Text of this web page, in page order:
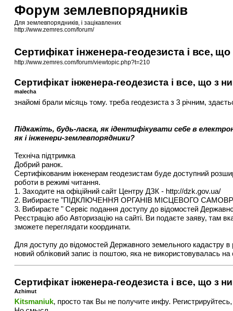
Форум землевпорядників
Для землевпорядників, і зацікавлених
http://www.zemres.com/forum/
Сертифікат інженера-геодезиста і все,
http://www.zemres.com/forum/viewtopic.php?t=210
Сертифікат інженера-геодезиста і все, що з
malecha
знайомі брали місяць тому. треба геодезиста з 3 річним,
Підкажіть, будь-ласка, як ідентифікувати себе в
як і інженери-землевпорядники?
Техніча підтримка
Добрий ранок.
Сертифікованим інженерам геодезистам буде доступний
роботи в режимі читання.
1. Заходите на офіційний сайт Центру ДЗК - http://dzk.gov.ua/
2. Вибираєте "ПІДКЛЮЧЕННЯ ОРГАНІВ МІСЦЕВОГО
3. Вибираєте " Сервіс подання доступу до відомостей
Реєстрацію або Авторизацію на сайті. Ви подаєте заяву, там
зможете переглядати координати.
Для доступу до відомостей Державного земельного кадастру в
новий обліковий запис із поштою, яка не використовувалась
Сертифікат інженера-геодезиста і все, що з
Azhimut
Kitsmaniuk, просто так Вы не получите инфу.